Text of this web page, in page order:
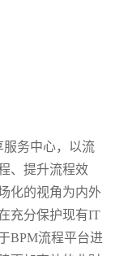
服务中心，以流
、提升流程效
化的视角为内外
充分保护现有IT
BPM流程平台进